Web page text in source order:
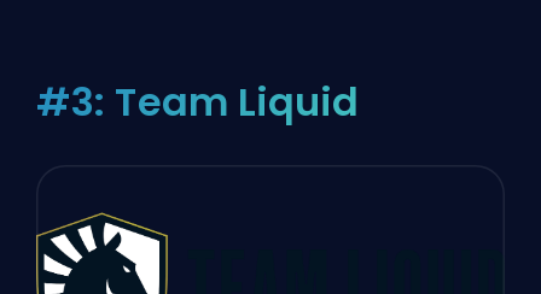
#3: Team Liquid